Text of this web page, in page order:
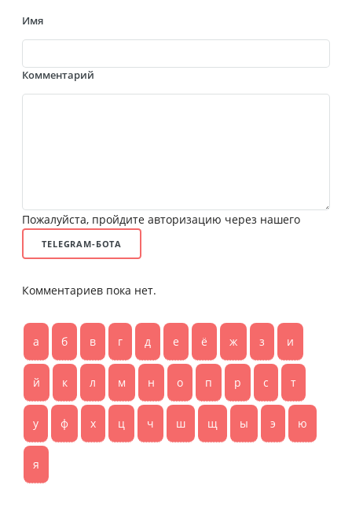
Имя
Комментарий
Пожалуйста, пройдите авторизацию через нашего
TELEGRAM-БОТА
Комментариев пока нет.
а б в г д е ё ж з и
й к л м н о п р с т
у ф х ц ч ш щ ы э ю
я